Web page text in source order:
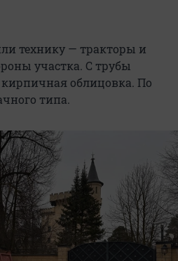
технику — тракторы и
участка. С трубы
облицовка. По
типа.